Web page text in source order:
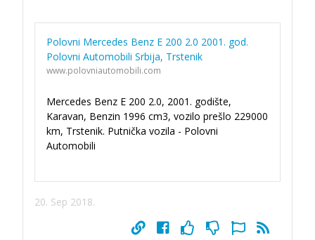
Polovni Mercedes Benz E 200 2.0 2001. god.
Polovni Automobili Srbija, Trstenik
www.polovniautomobili.com
Mercedes Benz E 200 2.0, 2001. godište,
Karavan, Benzin 1996 cm3, vozilo prešlo 229000
km, Trstenik. Putnička vozila - Polovni
Automobili
20. Sep 2018.